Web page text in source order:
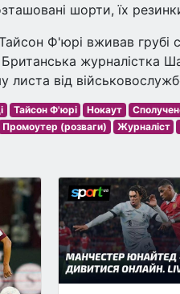
шорти, їх
Ф'юрі вживав
журналістка
листа від
Тайсон Ф'юрі Нокаут
Промоутер (розваги) Журналіст